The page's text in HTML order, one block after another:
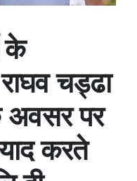
के
चड्ढा
अवसर पर
याद करते